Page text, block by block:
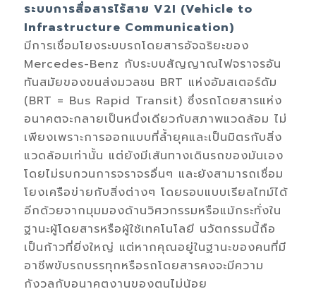
ระบบการสื่อสารไร้สาย V2I (Vehicle to
Infrastructure Communication)
มีการเชื่อมโยงระบบรถโดยสารอัจฉริยะของ
Mercedes-Benz กับระบบสัญญาณไฟจราจรอัน
ทันสมัยของขนส่งมวลชน BRT แห่งอัมสเตอร์ดัม
(BRT = Bus Rapid Transit) ซึ่งรถโดยสารแห่ง
อนาคตจะกลายเป็นหนึ่งเดียวกับสภาพแวดล้อม ไม่
เพียงเพราะการออกแบบที่ล้ำยุคและเป็นมิตรกับสิ่ง
แวดล้อมเท่านั้น แต่ยังมีเส้นทางเดินรถของมันเอง
โดยไม่รบกวนการจราจรอื่นๆ และยังสามารถเชื่อม
โยงเครือข่ายกับสิ่งต่างๆ โดยรอบแบบเรียลไทม์ได้
อีกด้วยจากมุมมองด้านวิศวกรรมหรือแม้กระทั่งใน
ฐานะผู้โดยสารหรือผู้ใช้เทคโนโลยี นวัตกรรมนี้ถือ
เป็นก้าวที่ยิ่งใหญ่ แต่หากคุณอยู่ในฐานะของคนที่มี
อาชีพขับรถบรรทุกหรือรถโดยสารคงจะมีความ
กังวลกับอนาคตงานของตนไม่น้อย